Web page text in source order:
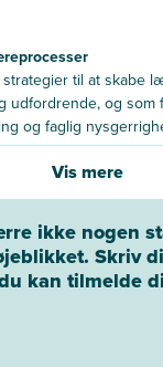
til at skabe
udfordrende, og som
og faglig
understøtter
metoder til at
i din
Vis mere
ikke nogen
Skriv
kan tilmelde